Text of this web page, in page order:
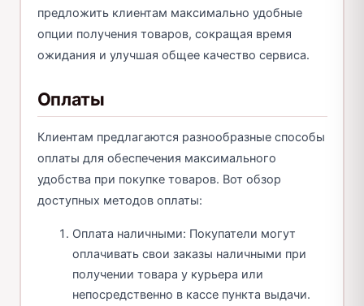
предложить клиентам максимально удобные
опции получения товаров, сокращая время
ожидания и улучшая общее качество сервиса.
Оплаты
Клиентам предлагаются разнообразные способы
оплаты для обеспечения максимального
удобства при покупке товаров. Вот обзор
доступных методов оплаты:
Оплата наличными: Покупатели могут
оплачивать свои заказы наличными при
получении товара у курьера или
непосредственно в кассе пункта выдачи.